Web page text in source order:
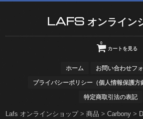
LAFS オンライン
カートを見る
0
ホーム お問い合わせフ
プライバシーポリシー（個人情報保護方
特定商取引法の表記
Lafs オンラインショップ>商品 >Carbony >